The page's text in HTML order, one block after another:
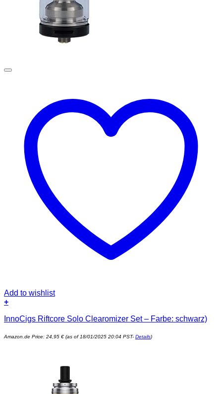
Add to wishlist
+
InnoCigs Riftcore Solo Clearomizer Set – Farbe: schwarz)
Amazon.de Price: 24,95 € (as of 18/01/2025 20:04 PST- Details)